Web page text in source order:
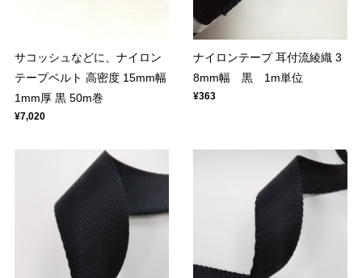
サコッシュなどに、ナイロン
テープベルト 高密度 15mm幅
1mm厚 黒 50m巻
¥7,020
ナイロンテープ 耳付流綾織 3
8mm幅 黒 1m単位
¥363